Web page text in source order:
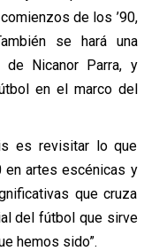
de los ’90,
se hará una
Nicanor Parra, y
en el marco del
es revisitar lo que
en artes escénicas y
que cruza
del fútbol que sirve
hemos sido”.